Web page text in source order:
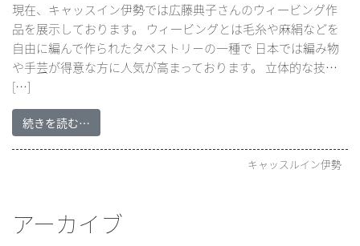
現在、キャッスイン伊勢では広藤典子さんのウィ―ビング作
品を展示しております。 ウィ―ビングとは毛糸や麻絹などを
自由に編んで作られたタペストリ－の一種で 日本では編み物
や手芸が得意な方に人気が高まっております。 立体的な技…
[…]
続きを読む…
キャッスルイン伊勢
アーカイブ